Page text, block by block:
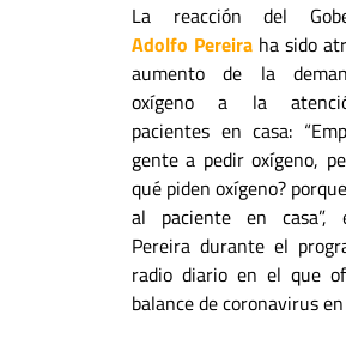
La reacción del
Adolfo Pereira ha sido
aumento de la
oxígeno a la
pacientes en casa:
gente a pedir oxígeno,
qué piden oxígeno?
al paciente en casa”,
Pereira durante el
radio diario en el que
balance de coronavirus